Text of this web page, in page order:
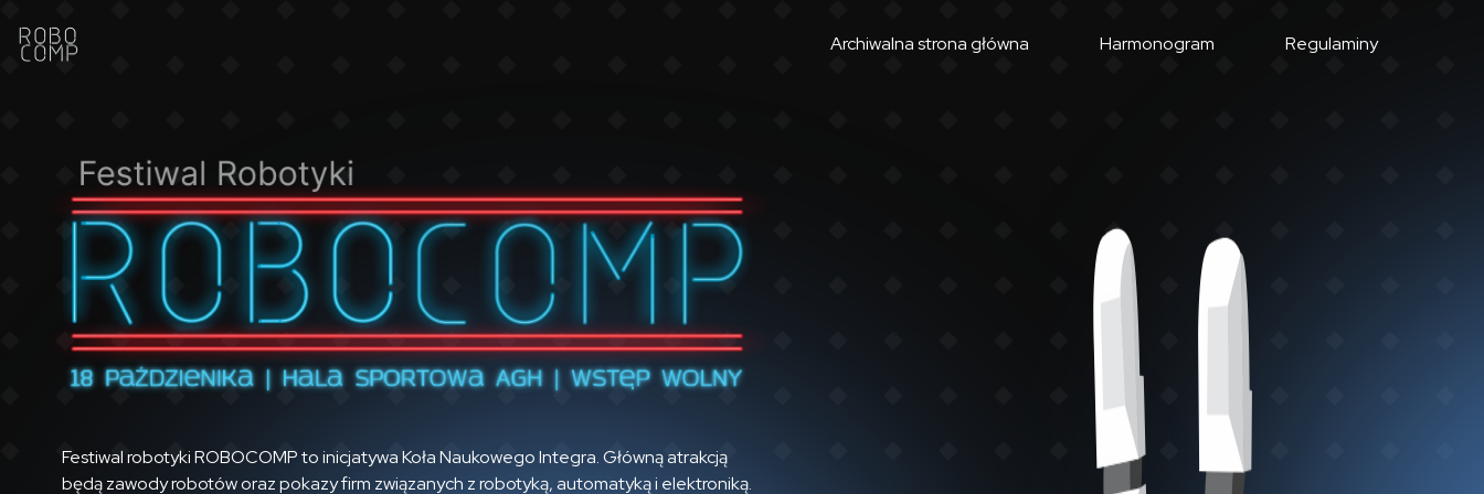
Archiwalna strona główna Harmonogram Regulaminy
Festiwal robotyki ROBOCOMP to inicjatywa Koła Naukowego Integra. Główną atrakcją
będą zawody robotów oraz pokazy firm związanych z robotyką, automatyką i elektroniką.